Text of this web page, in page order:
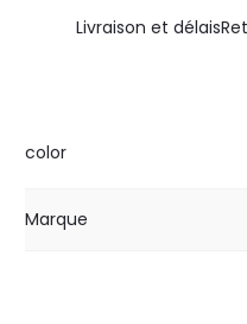
Livraison et délais
color
Marque